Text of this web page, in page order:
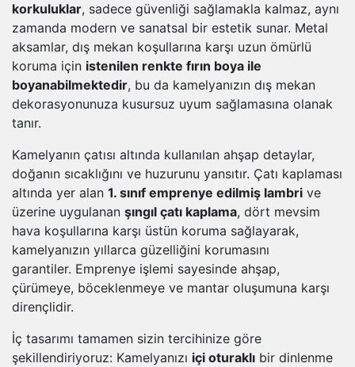
korkuluklar, sadece güvenliği sağlamakla kalmaz, aynı
zamanda modern ve sanatsal bir estetik sunar. Metal
aksamlar, dış mekan koşullarına karşı uzun ömürlü
koruma için istenilen renkte fırın boya ile
boyanabilmektedir, bu da kamelyanızın dış mekan
dekorasyonunuza kusursuz uyum sağlamasına olanak
tanır.
Kamelyanın çatısı altında kullanılan ahşap detaylar,
doğanın sıcaklığını ve huzurunu yansıtır. Çatı kaplaması
altında yer alan 1. sınıf emprenye edilmiş lambri ve
üzerine uygulanan şıngıl çatı kaplama, dört mevsim
hava koşullarına karşı üstün koruma sağlayarak,
kamelyanızın yıllarca güzelliğini korumasını
garantiler. Emprenye işlemi sayesinde ahşap,
çürümeye, böceklenmeye ve mantar oluşumuna karşı
dirençlidir.
İç tasarımı tamamen sizin tercihinize göre
şekillendiriyoruz: Kamelyanızı içi oturaklı bir dinlenme